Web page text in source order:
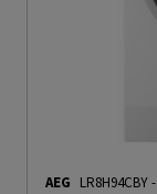
AEG LR8H94CBY-